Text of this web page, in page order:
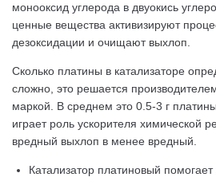
монооксид углерода в двуокись
ценные вещества активизируют
дезоксидации и очищают выхлоп.
Сколько платины в катализаторе
сложно, это решается
маркой. В среднем это 0.5-3 г
играет роль ускорителя химической
вредный выхлоп в менее вредный.
Катализатор платиновый